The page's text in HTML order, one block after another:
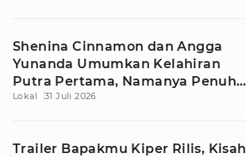
Shenina Cinnamon dan Angga
Yunanda Umumkan Kelahiran
Putra Pertama, Namanya Penuh
Makna
Lokal 31 Juli 2026
Trailer Bapakmu Kiper Rilis, Kisah